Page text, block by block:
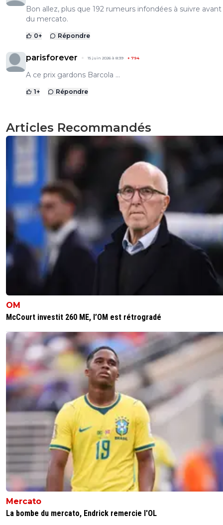
Bon allez, plus que 192 rumeurs infondées à suivre
du mercato.
0+ Répondre
parisforever 15 juin 2026 à 8:39 + 794
A ce prix gardons Barcola ...
1+ Répondre
Articles Recommandés
OM
McCourt investit 260 ME, l’OM est rétrogradé
Mercato
La bombe du mercato, Endrick remercie l'OL